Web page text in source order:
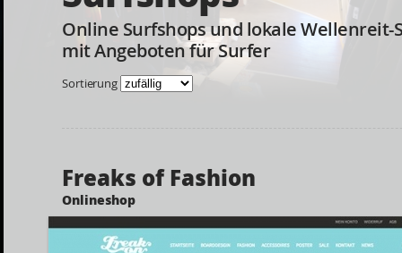
Online Surfshops und lokale Wellenreit-
mit Angeboten für Surfer
Sortierung
Freaks of Fashion
Onlineshop